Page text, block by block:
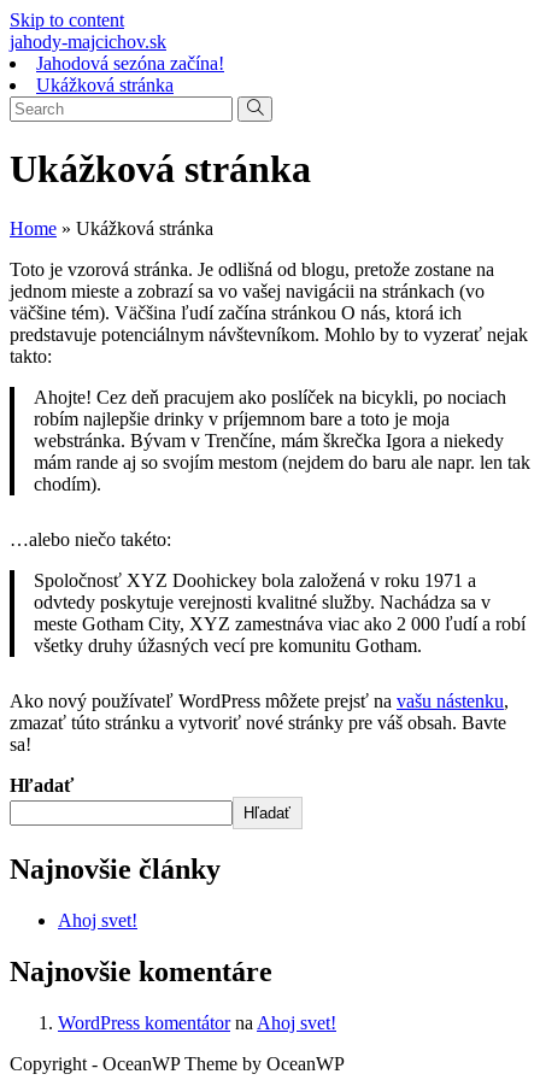
Skip to content
jahody-majcichov.sk
Jahodová sezóna začína!
Ukážková stránka
Ukážková stránka
Home » Ukážková stránka
Toto je vzorová stránka. Je odlišná od blogu, pretože zostane na
jednom mieste a zobrazí sa vo vašej navigácii na stránkach (vo
väčšine tém). Väčšina ľudí začína stránkou O nás, ktorá ich
predstavuje potenciálnym návštevníkom. Mohlo by to vyzerať nejak
takto:
Ahojte! Cez deň pracujem ako poslíček na bicykli, po nociach
robím najlepšie drinky v príjemnom bare a toto je moja
webstránka. Bývam v Trenčíne, mám škrečka Igora a niekedy
mám rande aj so svojím mestom (nejdem do baru ale napr. len tak
chodím).
…alebo niečo takéto:
Spoločnosť XYZ Doohickey bola založená v roku 1971 a
odvtedy poskytuje verejnosti kvalitné služby. Nachádza sa v
meste Gotham City, XYZ zamestnáva viac ako 2 000 ľudí a robí
všetky druhy úžasných vecí pre komunitu Gotham.
Ako nový používateľ WordPress môžete prejsť na vašu nástenku,
zmazať túto stránku a vytvoriť nové stránky pre váš obsah. Bavte
sa!
Hľadať
Hľadať
Najnovšie články
Ahoj svet!
Najnovšie komentáre
WordPress komentátorna Ahoj svet!
Copyright - OceanWP Theme by OceanWP